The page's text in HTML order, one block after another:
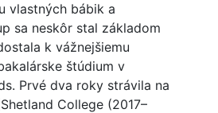
vlastných bábik a
sa neskôr stal základom
k vážnejšiemu
štúdium v
Prvé dva roky strávila na
College (2017–